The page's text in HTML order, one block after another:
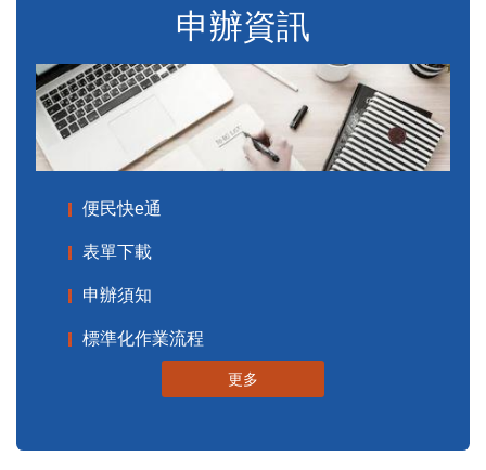
申辦資訊
便民快e通
表單下載
申辦須知
標準化作業流程
更多